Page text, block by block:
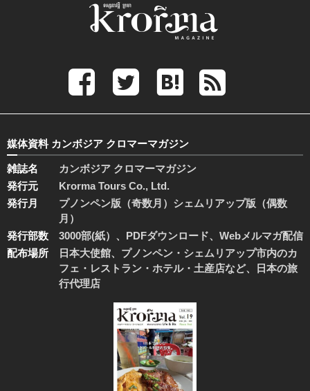
媒体資料 カンボジア クロマーマガジン
雑誌名
カンボジア クロマーマガジン
発行元
Krorma Tours Co., Ltd.
発行月
プノンペン版（奇数月）シェムリアップ版（偶数
月）
発行部数
3000部(紙）、PDFダウンロード、Webメルマガ配信
配布場所
日本大使館、プノンペン・シェムリアップ市内のカ
フェ・レストラン・ホテル・土産店など、日本の旅
行代理店